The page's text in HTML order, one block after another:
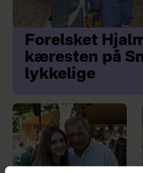
Forelsket
kæresten på
lykkelige